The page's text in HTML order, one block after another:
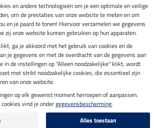
Impressum
update op 09.08.2026 om 07:13 uur
in euro's, incl. BTW, excl. verzendkosten.
en andere technologieën om je een optimale en veilige
om de prestaties van onze website te meten en om
en je paard te tonen! Hiervoor verzamelen we gegevens
zij onze website kunnen gebruiken op hun apparaten.
ga je akkoord met het gebruik van cookies en de
je gegevens en met de overdracht van de gegevens aan
in de instellingen op "Alleen noodzakelijke" klikt, wordt
met strikt noodzakelijke cookies, die essentieel zijn
van onze website.
op elk gewenst moment herroepen of aanpassen.
vind je ondergegevensbescherming.
Alles toestaan